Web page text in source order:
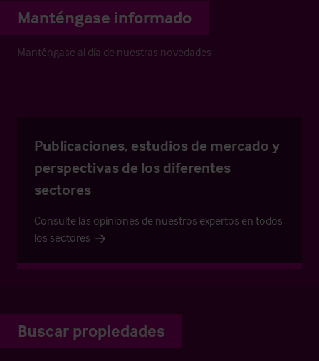
Manténgase informado
Manténgase al día de nuestras novedades
Publicaciones, estudios de mercado y
perspectivas de los diferentes
sectores
Consulte las opiniones de nuestros expertos en todos
los sectores
Buscar propiedades